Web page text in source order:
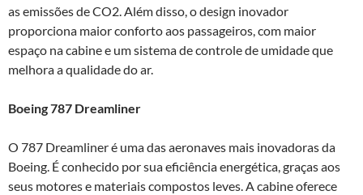
as emissões de CO2. Além disso, o design inovador
proporciona maior conforto aos passageiros, com maior
espaço na cabine e um sistema de controle de umidade que
melhora a qualidade do ar.
Boeing 787 Dreamliner
O 787 Dreamliner é uma das aeronaves mais inovadoras da
Boeing. É conhecido por sua eficiência energética, graças aos
seus motores e materiais compostos leves. A cabine oferece